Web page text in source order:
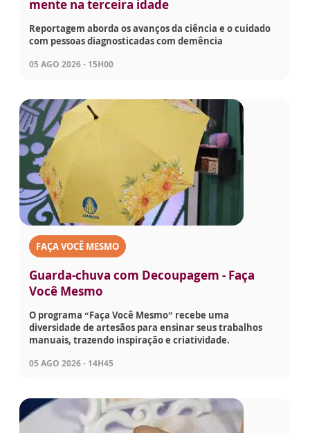
mente na terceira idade
Reportagem aborda os avanços da ciência e o cuidado
com pessoas diagnosticadas com demência
05 AGO 2026 - 15H00
FAÇA VOCÊ MESMO
Guarda-chuva com Decoupagem - Faça
Você Mesmo
O programa “Faça Você Mesmo” recebe uma
diversidade de artesãos para ensinar seus trabalhos
manuais, trazendo inspiração e criatividade.
05 AGO 2026 - 14H45